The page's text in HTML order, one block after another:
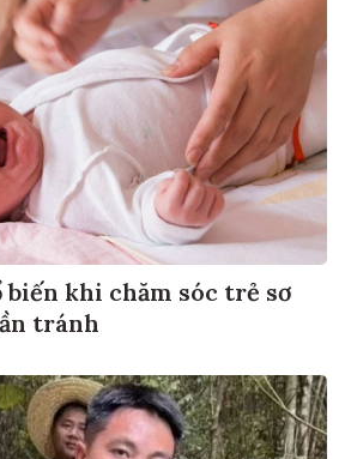
biến khi chăm sóc trẻ sơ
tránh